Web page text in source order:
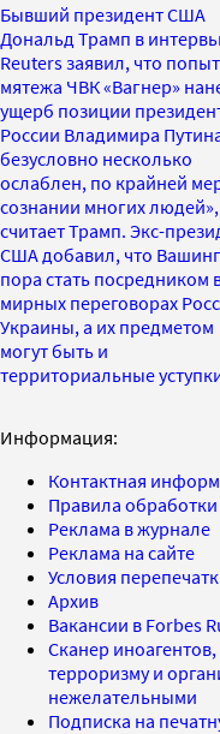
Бывший президент США
Дональд Трамп в
Reuters заявил, что
мятежа ЧВК «Вагнер»
ущерб позиции
России Владимира
безусловно несколько
ослаблен, по крайней
сознании многих людей»,
считает Трамп. Экс-
США добавил, что
пора стать посредником
мирных переговорах
Украины, а их предметом
могут быть и
территориальные
Информация:
Контактная
Правила обработки
Реклама в журнале
Реклама на сайте
Условия
Архив
Вакансии в Forbes
Сканер
терроризму и
нежелательными
Подписка на